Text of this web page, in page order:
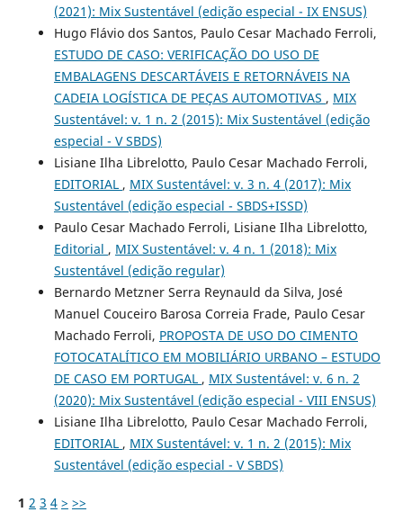
(2021): Mix Sustentável (edição especial - IX ENSUS)
Hugo Flávio dos Santos, Paulo Cesar Machado Ferroli,
ESTUDO DE CASO: VERIFICAÇÃO DO USO DE
EMBALAGENS DESCARTÁVEIS E RETORNÁVEIS NA
CADEIA LOGÍSTICA DE PEÇAS AUTOMOTIVAS , MIX
Sustentável: v. 1 n. 2 (2015): Mix Sustentável (edição
especial - V SBDS)
Lisiane Ilha Librelotto, Paulo Cesar Machado Ferroli,
EDITORIAL , MIX Sustentável: v. 3 n. 4 (2017): Mix
Sustentável (edição especial - SBDS+ISSD)
Paulo Cesar Machado Ferroli, Lisiane Ilha Librelotto,
Editorial , MIX Sustentável: v. 4 n. 1 (2018): Mix
Sustentável (edição regular)
Bernardo Metzner Serra Reynauld da Silva, José
Manuel Couceiro Barosa Correia Frade, Paulo Cesar
Machado Ferroli, PROPOSTA DE USO DO CIMENTO
FOTOCATALÍTICO EM MOBILIÁRIO URBANO – ESTUDO
DE CASO EM PORTUGAL , MIX Sustentável: v. 6 n. 2
(2020): Mix Sustentável (edição especial - VIII ENSUS)
Lisiane Ilha Librelotto, Paulo Cesar Machado Ferroli,
EDITORIAL , MIX Sustentável: v. 1 n. 2 (2015): Mix
Sustentável (edição especial - V SBDS)
1 2 3 4 > >>